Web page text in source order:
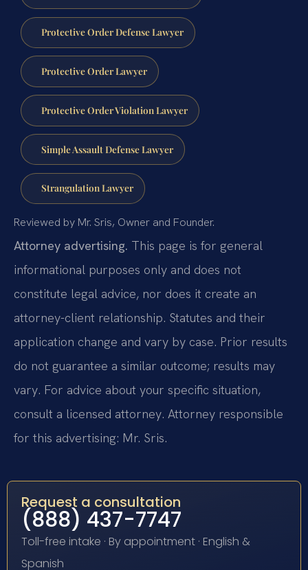
Protective Order Defense Lawyer
Protective Order Lawyer
Protective Order Violation Lawyer
Simple Assault Defense Lawyer
Strangulation Lawyer
Reviewed by Mr. Sris, Owner and Founder.
Attorney advertising. This page is for general
informational purposes only and does not
constitute legal advice, nor does it create an
attorney-client relationship. Statutes and their
application change and vary by case. Prior results
do not guarantee a similar outcome; results may
vary. For advice about your specific situation,
consult a licensed attorney. Attorney responsible
for this advertising: Mr. Sris.
Request a consultation
(888) 437-7747
Toll-free intake · By appointment · English &
Spanish